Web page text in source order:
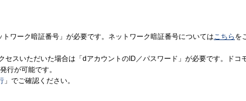
ワーク暗証番号」が必要です。ネットワーク暗証番号についてはこちら を
セスいただいた場合は「dアカウントのID／パスワード」が必要です。ドコ
行が可能です。
」でご確認ください。